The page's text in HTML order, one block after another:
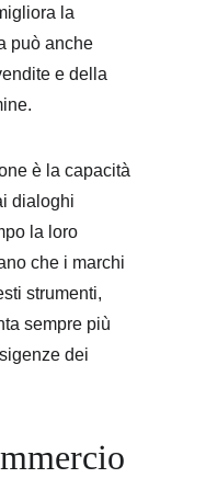
la
può anche
e della
è la capacità
dialoghi
la loro
che i marchi
strumenti,
sempre più
dei